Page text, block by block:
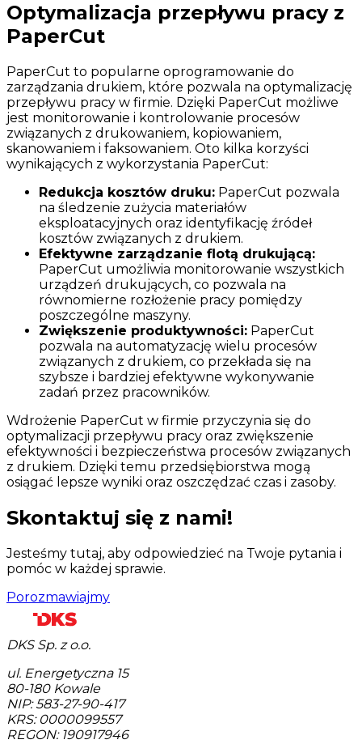
Optymalizacja przepływu pracy z
PaperCut
PaperCut to popularne oprogramowanie do
zarządzania drukiem, które pozwala na optymalizację
przepływu pracy w firmie. Dzięki PaperCut możliwe
jest monitorowanie i kontrolowanie procesów
związanych z drukowaniem, kopiowaniem,
skanowaniem i faksowaniem. Oto kilka korzyści
wynikających z wykorzystania PaperCut:
Redukcja kosztów druku: PaperCut pozwala
na śledzenie zużycia materiałów
eksploatacyjnych oraz identyfikację źródeł
kosztów związanych z drukiem.
Efektywne zarządzanie flotą drukującą:
PaperCut umożliwia monitorowanie wszystkich
urządzeń drukujących, co pozwala na
równomierne rozłożenie pracy pomiędzy
poszczególne maszyny.
Zwiększenie produktywności: PaperCut
pozwala na automatyzację wielu procesów
związanych z drukiem, co przekłada się na
szybsze i bardziej efektywne wykonywanie
zadań przez pracowników.
Wdrożenie PaperCut w firmie przyczynia się do
optymalizacji przepływu pracy oraz zwiększenie
efektywności i bezpieczeństwa procesów związanych
z drukiem. Dzięki temu przedsiębiorstwa mogą
osiągać lepsze wyniki oraz oszczędzać czas i zasoby.
Skontaktuj się z nami!
Jesteśmy tutaj, aby odpowiedzieć na Twoje pytania i
pomóc w każdej sprawie.
Porozmawiajmy
DKS Sp. z o.o.
ul. Energetyczna 15
80-180 Kowale
NIP: 583-27-90-417
KRS: 0000099557
REGON: 190917946